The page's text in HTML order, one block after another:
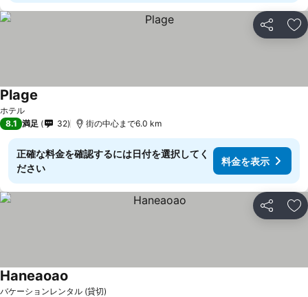
シェア お
ホテル
Plage
8.1 満足 32 街の中心まで6.0 km
正確な料金を確認するには日付を選択してく
ださい
料金を表示
シェア お
バケーションレンタル (貸切)
Haneaoao